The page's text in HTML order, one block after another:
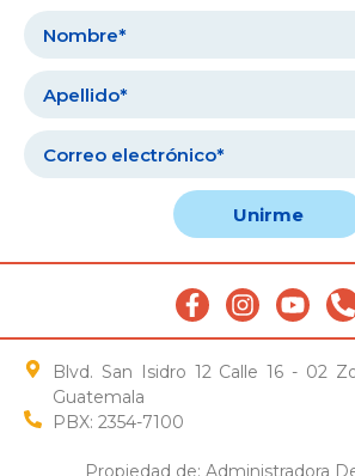
Unirme
Blvd. San Isidro 12 Calle 16 - 02
Guatemala
PBX: 2354-7100
Propiedad de: Administradora